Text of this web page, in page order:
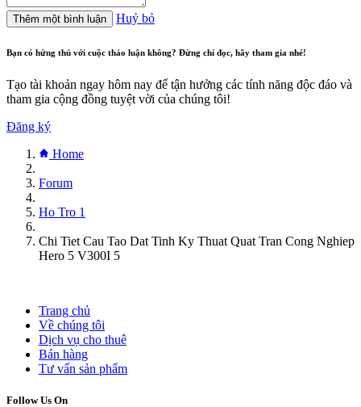
Thêm một bình luận Huỷ bỏ
Bạn có hứng thú với cuộc thảo luận không? Đừng chỉ đọc, hãy tham gia nhé!
Tạo tài khoản ngay hôm nay để tận hưởng các tính năng độc đáo và
tham gia cộng đồng tuyệt vời của chúng tôi!
Đăng ký
Home
Forum
Ho Tro 1
Chi Tiet Cau Tao Dat Tinh Ky Thuat Quat Tran Cong Nghiep
Hero 5 V300I 5
Trang chủ
Về chúng tôi
Dịch vụ cho thuê
Bán hàng
Tư vấn sản phẩm
Follow Us On